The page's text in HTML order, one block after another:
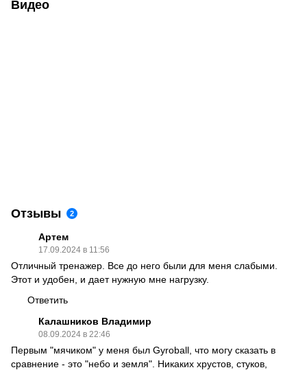
Видео
Отзывы 2
Артем
17.09.2024 в 11:56
Отличный тренажер. Все до него были для меня слабыми.
Этот и удобен, и дает нужную мне нагрузку.
Ответить
Калашников Владимир
08.09.2024 в 22:46
Первым "мячиком" у меня был Gyroball, что могу сказать в
сравнение - это "небо и земля". Никаких хрустов, стуков,